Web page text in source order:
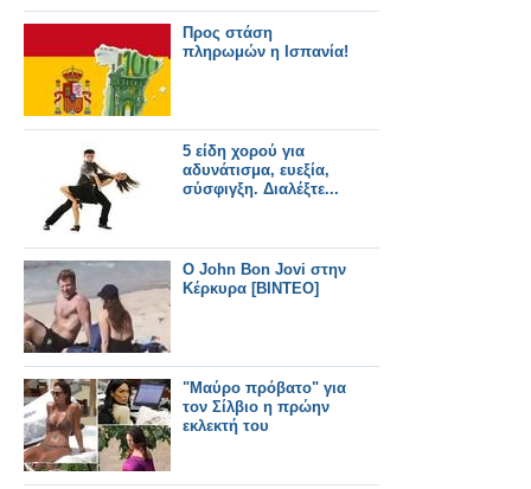
Προς στάση
πληρωμών η Ισπανία!
5 είδη χορού για
αδυνάτισμα, ευεξία,
σύσφιγξη. Διαλέξτε...
O John Bon Jovi στην
Κέρκυρα [ΒΙΝΤΕΟ]
"Μαύρο πρόβατο" για
τον Σίλβιο η πρώην
εκλεκτή του